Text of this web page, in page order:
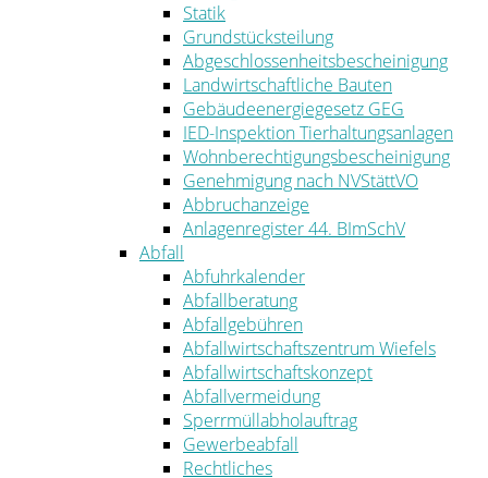
Statik
Grundstücksteilung
Abgeschlossenheitsbescheinigung
Landwirtschaftliche Bauten
Gebäudeenergiegesetz GEG
IED-Inspektion Tierhaltungsanlagen
Wohnberechtigungsbescheinigung
Genehmigung nach NVStättVO
Abbruchanzeige
Anlagenregister 44. BImSchV
Abfall
Abfuhrkalender
Abfallberatung
Abfallgebühren
Abfallwirtschaftszentrum Wiefels
Abfallwirtschaftskonzept
Abfallvermeidung
Sperrmüllabholauftrag
Gewerbeabfall
Rechtliches